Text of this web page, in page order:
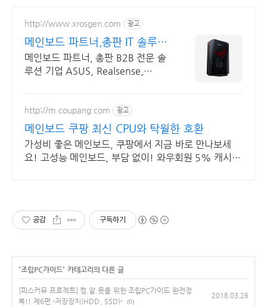
http://www.xrosgen.com 광고
메인보드 파트너,총판 IT 솔루션
전문 업체
메인보드 파트너, 총판 B2B 전문 솔
루션 기업 ASUS, Realsense,
http://m.coupang.com 광고
메인보드 쿠팡 최신 CPU와 탁월한 호환
가성비 좋은 메인보드, 쿠팡에서 지금 바로 만나보세
요! 고성능 메인보드, 부담 없이! 와우회원 5% 캐시
공감 구독하기
'조립PC가이드' 카테고리의 다른 글
[피스커뮤 프로젝트] 컴.알.못을 위한 조립PC가이드 완전정
복!! 제6편 -저장장치(HDD, SSD)-
(0)
2018.03.26